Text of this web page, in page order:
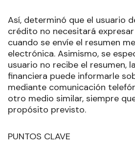
Así, determinó que el usuario
crédito no necesitará
cuando se envíe el resumen
electrónica. Asimismo, se
usuario no recibe el resumen,
financiera puede informarle
mediante comunicación
otro medio similar, siempre
propósito previsto.
PUNTOS CLAVE